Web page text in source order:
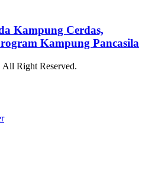
Kampung Cerdas,
Kampung Pancasila
All Right Reserved.